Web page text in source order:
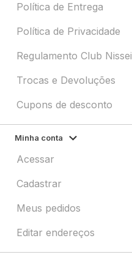
Política de Entrega
Política de Privacidade
Regulamento Club Nissei
Trocas e Devoluções
Cupons de desconto
Minha conta
Acessar
Cadastrar
Meus pedidos
Editar endereços